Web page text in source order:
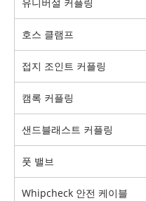
호스 클램프
접지 조인트 커플링
캠록 커플링
샌드블래스트 커플링
풋 밸브
Whipcheck 안전 케이블